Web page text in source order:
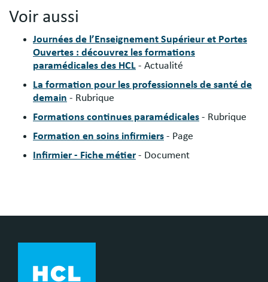
Voir aussi
Journées de l’Enseignement Supérieur et Portes
Ouvertes : découvrez les formations
paramédicales des HCL - Actualité
La formation pour les professionnels de santé de
demain - Rubrique
Formations continues paramédicales - Rubrique
Formation en soins infirmiers - Page
Infirmier - Fiche métier - Document